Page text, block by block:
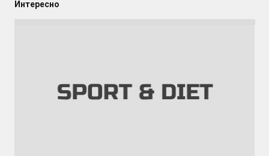
Интересно